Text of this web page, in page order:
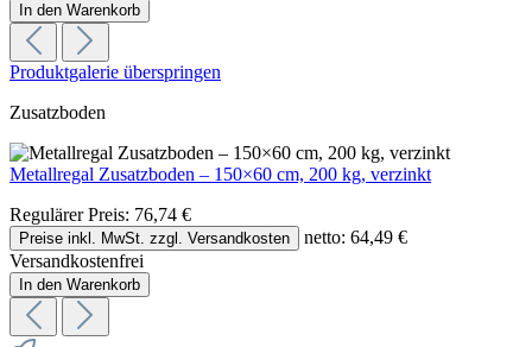
In den Warenkorb
Produktgalerie überspringen
Zusatzboden
Metallregal Zusatzboden – 150×60 cm, 200 kg, verzinkt
Regulärer Preis: 76,74 €
Preise inkl. MwSt. zzgl. Versandkosten
netto: 64,49 €
Versandkostenfrei
In den Warenkorb